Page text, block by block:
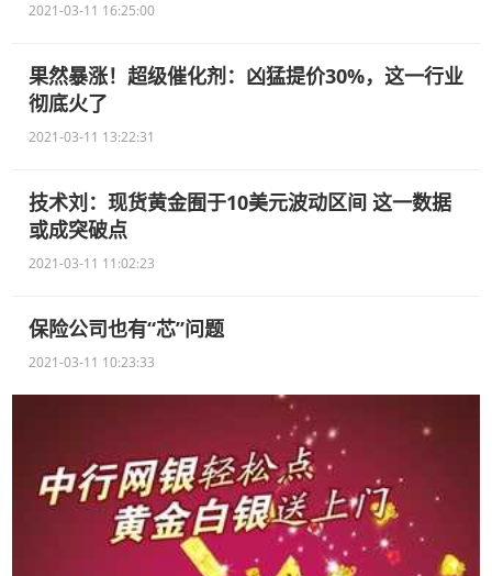
2021-03-11 16:25:00
果然暴涨！超级催化剂：凶猛提价30%，这一行业
彻底火了
2021-03-11 13:22:31
技术刘：现货黄金囿于10美元波动区间 这一数据
或成突破点
2021-03-11 11:02:23
保险公司也有“芯”问题
2021-03-11 10:23:33